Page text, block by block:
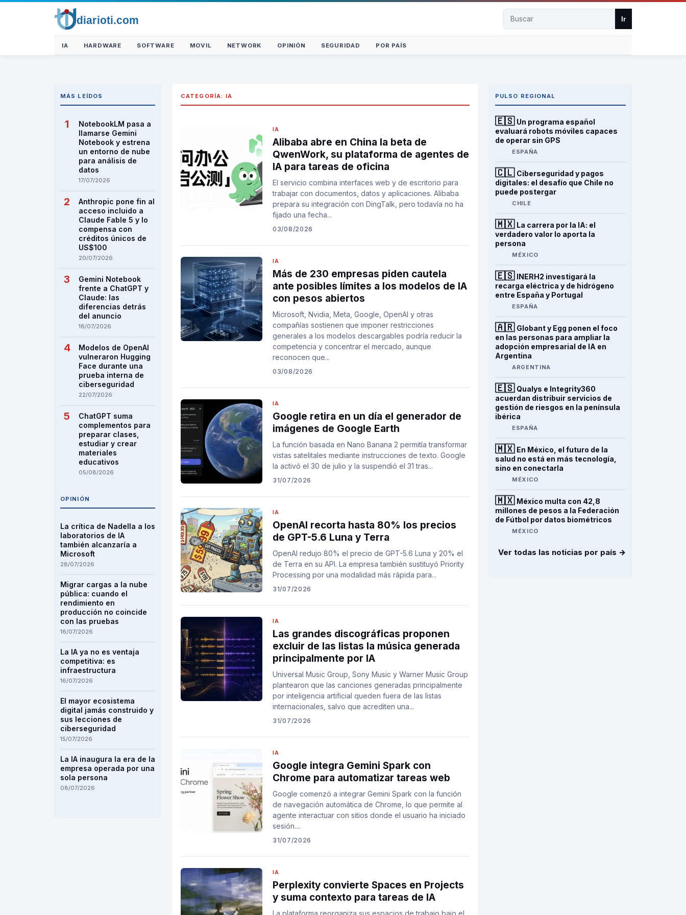
Buscar Ir
IA HARDWARE SOFTWARE MOVIL NETWORK OPINIÓN SEGURIDAD POR PAÍS
MÁS LEÍDOS
NotebookLM pasa a
llamarse Gemini
Notebook y estrena
un entorno de nube
para análisis de
datos
17/07/2026
Anthropic pone fin al
acceso incluido a
Claude Fable 5 y lo
compensa con
créditos únicos de
US$100
20/07/2026
Gemini Notebook
frente a ChatGPT y
Claude: las
diferencias detrás
del anuncio
18/07/2026
Modelos de OpenAI
vulneraron Hugging
Face durante una
prueba interna de
ciberseguridad
22/07/2026
ChatGPT suma
complementos para
preparar clases,
estudiar y crear
materiales
educativos
05/08/2026
OPINIÓN
La crítica de Nadella a los
laboratorios de IA
también alcanzaría a
Microsoft
28/07/2026
Migrar cargas a la nube
pública: cuando el
rendimiento en
producción no coincide
con las pruebas
16/07/2026
La IA ya no es ventaja
competitiva: es
infraestructura
16/07/2026
El mayor ecosistema
digital jamás construido y
sus lecciones de
ciberseguridad
15/07/2026
La IA inaugura la era de la
empresa operada por una
sola persona
08/07/2026
CATEGORÍA: IA
IA
Alibaba abre en China la beta de
QwenWork, su plataforma de agentes de
IA para tareas de oficina
El servicio combina interfaces web y de escritorio para
trabajar con documentos, datos y aplicaciones. Alibaba
prepara su integración con DingTalk, pero todavía no ha
fijado una fecha...
03/08/2026
IA
Más de 230 empresas piden cautela
ante posibles límites a los modelos de IA
con pesos abiertos
Microsoft, Nvidia, Meta, Google, OpenAI y otras
compañías sostienen que imponer restricciones
generales a los modelos descargables podría reducir la
competencia y concentrar el mercado, aunque
reconocen que...
03/08/2026
IA
Google retira en un día el generador de
imágenes de Google Earth
La función basada en Nano Banana 2 permitía transformar
vistas satelitales mediante instrucciones de texto. Google
la activó el 30 de julio y la suspendió el 31 tras...
31/07/2026
IA
OpenAI recorta hasta 80% los precios
de GPT-5.6 Luna y Terra
OpenAI redujo 80% el precio de GPT-5.6 Luna y 20% el
de Terra en su API. La empresa también sustituyó Priority
Processing por una modalidad más rápida para...
31/07/2026
IA
Las grandes discográficas proponen
excluir de las listas la música generada
principalmente por IA
Universal Music Group, Sony Music y Warner Music Group
plantearon que las canciones generadas principalmente
por inteligencia artificial queden fuera de las listas
internacionales, salvo que acrediten una...
31/07/2026
IA
Google integra Gemini Spark con
Chrome para automatizar tareas web
Google comenzó a integrar Gemini Spark con la función
de navegación automática de Chrome, lo que permite al
agente interactuar con sitios donde el usuario ha iniciado
sesión....
31/07/2026
IA
Perplexity convierte Spaces en Projects
y suma contexto para tareas de IA
La plataforma reorganiza sus espacios de trabajo bajo el
PULSO REGIONAL
🇪🇸 Un programa español
evaluará robots móviles capaces
de operar sin GPS
ESPAÑA
🇨🇱 Ciberseguridad y pagos
digitales: el desafío que Chile no
puede postergar
CHILE
🇲🇽 La carrera por la IA: el
verdadero valor lo aporta la
persona
MÉXICO
🇪🇸 INERH2 investigará la
recarga eléctrica y de hidrógeno
entre España y Portugal
ESPAÑA
🇦🇷 Globant y Egg ponen el foco
en las personas para ampliar la
adopción empresarial de IA en
Argentina
ARGENTINA
🇪🇸 Qualys e Integrity360
acuerdan distribuir servicios de
gestión de riesgos en la península
ibérica
ESPAÑA
🇲🇽 En México, el futuro de la
salud no está en más tecnología,
sino en conectarla
MÉXICO
🇲🇽 México multa con 42,8
millones de pesos a la Federación
de Fútbol por datos biométricos
MÉXICO
Ver todas las noticias por país →